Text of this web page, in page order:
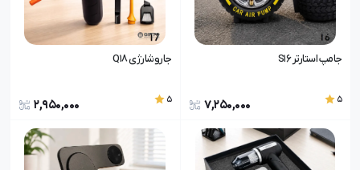
جامپ استارتر S16
5
7,250,000
جاروشارژی Q18
5
2,950,000